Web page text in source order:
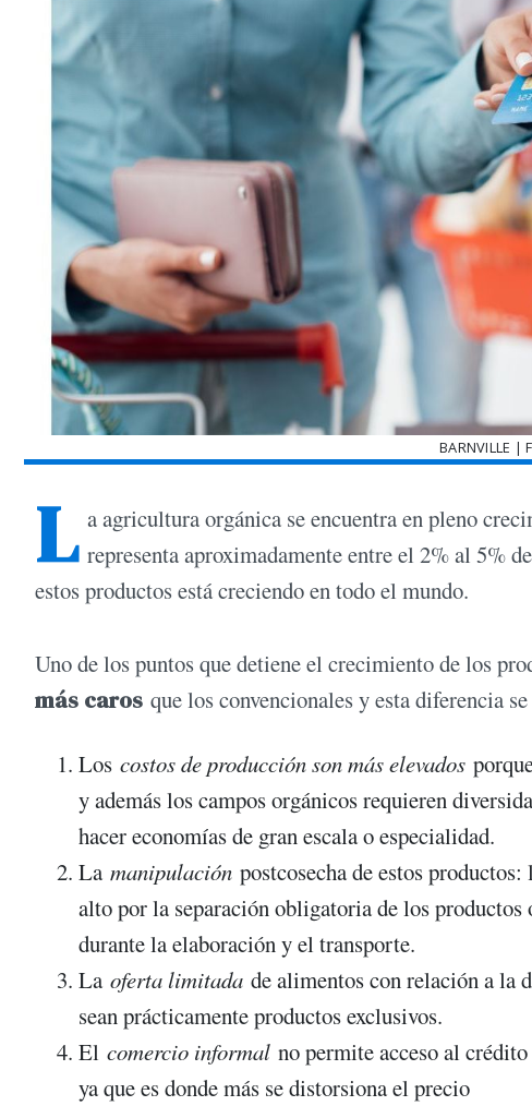
BARNVILLE |
L a agricultura orgánica se encuentra en pleno
representa aproximadamente entre el 2% al 5%
estos productos está creciendo en todo el mundo.
Uno de los puntos que detiene el crecimiento de los
más caros que los convencionales y esta diferencia
Los costos de producción son más elevados
y además los campos orgánicos requieren
hacer economías de gran escala o especialidad.
La manipulación postcosecha de estos
alto por la separación obligatoria de los
durante la elaboración y el transporte.
La oferta limitada de alimentos con relación a la
sean prácticamente productos exclusivos.
El comercio informal no permite acceso al
ya que es donde más se distorsiona el precio